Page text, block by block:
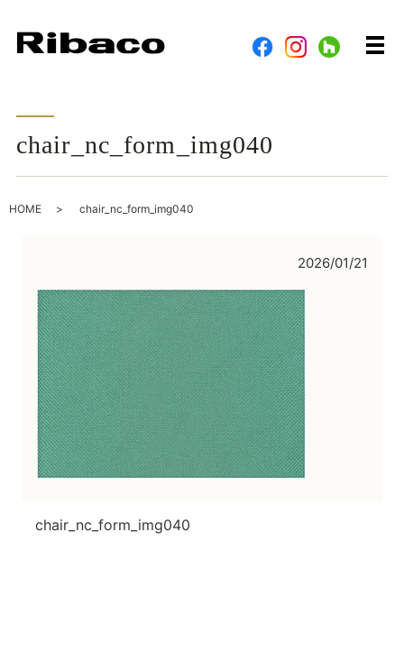
メ
chair_nc_form_img040
HOME chair_nc_form_img040
2026/01/21
chair_nc_form_img040